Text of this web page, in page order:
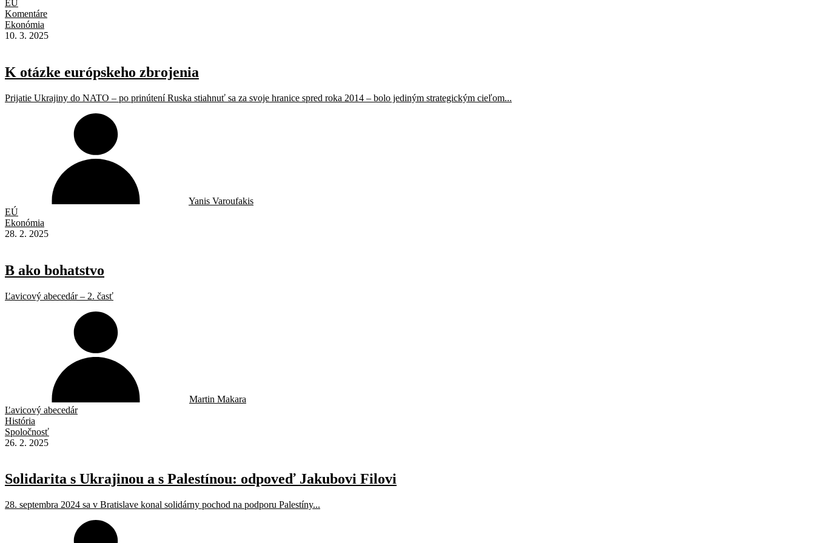
EÚ
Komentáre
Ekonómia
10. 3. 2025
K otázke európskeho zbrojenia
Prijatie Ukrajiny do NATO – po prinútení Ruska stiahnuť sa za svoje hranice spred roka 2014 – bolo jediným strategickým cieľom...
Yanis Varoufakis
EÚ
Ekonómia
28. 2. 2025
B ako bohatstvo
Ľavicový abecedár – 2. časť
Martin Makara
Ľavicový abecedár
História
Spoločnosť
26. 2. 2025
Solidarita s Ukrajinou a s Palestínou: odpoveď Jakubovi Filovi
28. septembra 2024 sa v Bratislave konal solidárny pochod na podporu Palestíny...